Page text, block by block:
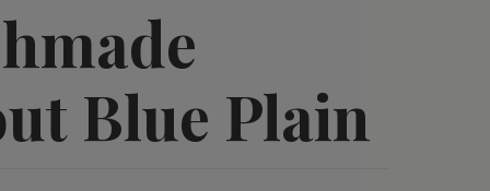
Blue Plain